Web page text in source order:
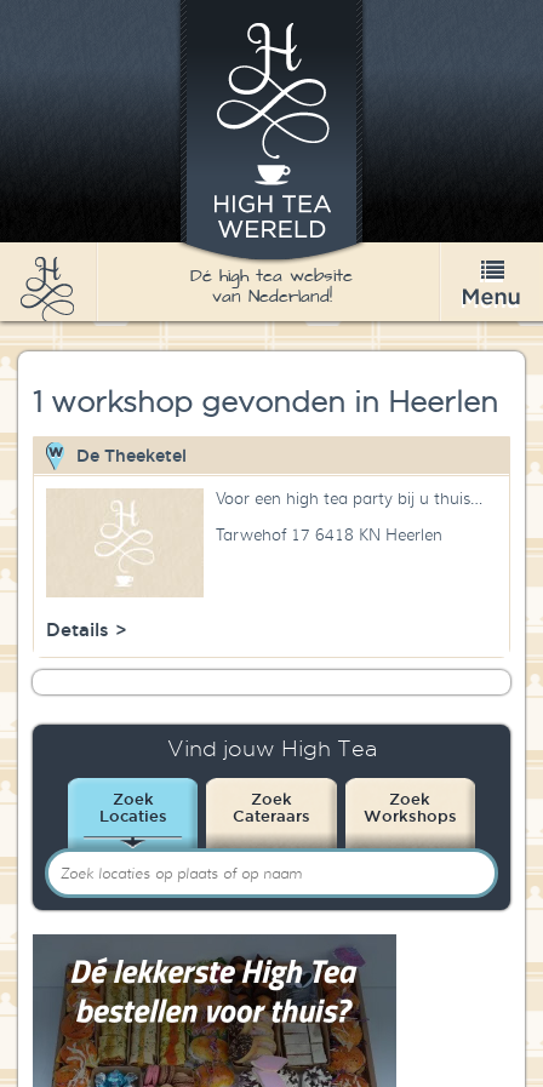
High Tea
Recepten
Thee
Nieuws & Agenda
Over High Tea Wereld
Contact
Dé high tea website
van Nederland!
1 workshop gevonden in Heerlen
De Theeketel
Voor een high tea party bij u thuis…
Tarwehof 17 6418 KN Heerlen
Details >
Vind jouw High Tea
Zoek
Locaties
Zoek
Cateraars
Zoek
Workshops